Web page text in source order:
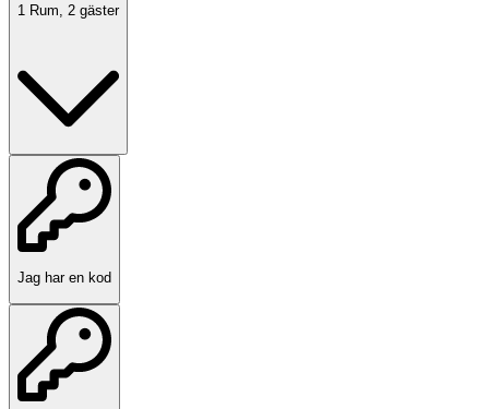
1 Rum 2 gäster
Jag har en kod